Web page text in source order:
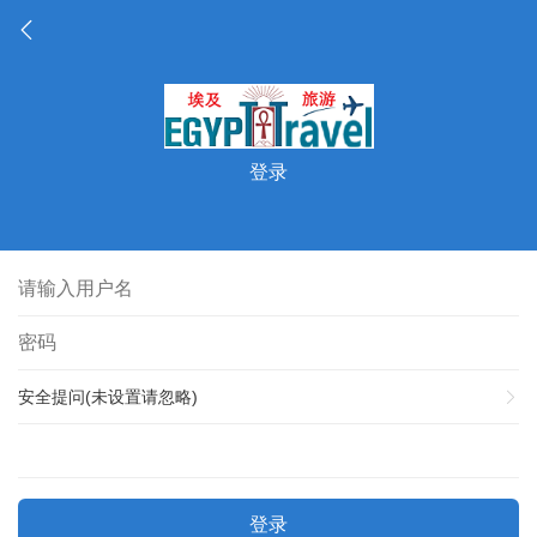
登录
安全提问(未设置请忽略)
登录